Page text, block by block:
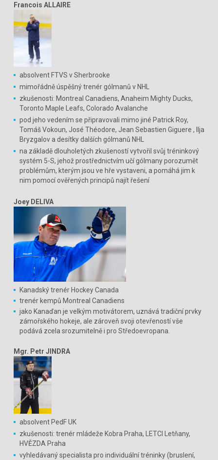
Francois ALLAIRE
absolvent FTVS v Sherbrooke
mimořádně úspěšný trenér gólmanů v NHL
zkušenosti: Montreal Canadiens, Anaheim Mighty Ducks,
Toronto Maple Leafs, Colorado Avalanche
pod jeho vedením se připravovali mimo jiné Patrick Roy,
Tomáš Vokoun, José Théodore, Jean Sebastien Giguere , Ilja
Bryzgalov a desítky dalších gólmanů NHL
na základě dlouholetých zkušeností vytvořil svůj tréninkový
systém 5-S, jehož prostřednictvím učí gólmany porozumět
problémům, kterým jsou ve hře vystaveni, a pomáhá jim k
nim pomocí ověřených principů najít řešení
Joey DELIVA
Kanadský trenér Hockey Canada
trenér kempů Montreal Canadiens
jako Kanaďan je velkým motivátorem, uznává tradiční prvky
zámořského hokeje, ale zároveň svoji otevřeností vše
podává zcela srozumitelně i pro Středoevropana.
Mgr. Petr JINDRA
absolvent PedF UK
zkušenosti: trenér mládeže Kobra Praha, LETCI Letňany,
HVĚZDA Praha
vyhledávaný specialista pro individuální tréninky (bruslení,